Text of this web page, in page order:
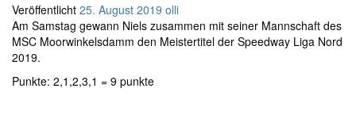
Veröffentlicht 25. August 2019 olli
Am Samstag gewann Niels zusammen mit seiner Mannschaft des
MSC Moorwinkelsdamm den Meistertitel der Speedway Liga Nord
2019.
Punkte: 2,1,2,3,1 = 9 punkte